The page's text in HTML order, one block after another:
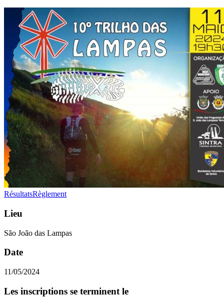
RésultatsRèglement
Lieu
São João das Lampas
Date
11/05/2024
Les inscriptions se terminent le